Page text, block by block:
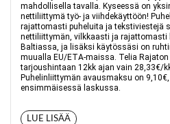
mahdollisella tavalla. Kyseessä on
nettiliittymä työ- ja viihdekäyttöön!
rajattomasti puheluita ja tekstiviestejä
nettiliittymän, vilkkaasti ja rajattomasti
Baltiassa, ja lisäksi käytössäsi on
muualla EU/ETA-maissa. Telia
tarjoushintaan 12kk ajan vain 28,33€/
Puhelinliittymän avausmaksu on
ensimmäisessä laskussa.
LUE LISÄÄ